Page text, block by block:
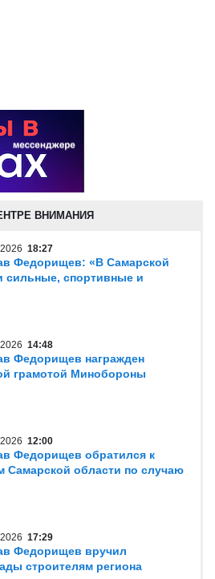
ВНИМАНИЯ
18:27
Федорищев: «В Самарской
сильные, спортивные и
14:48
Федорищев награжден
грамотой Минобороны
12:00
Федорищев обратился к
Самарской области по случаю
17:29
Федорищев вручил
строителям региона